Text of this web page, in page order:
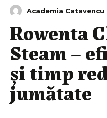
Academia Catavencu
Rowenta
Steam –
și timp
jumătate